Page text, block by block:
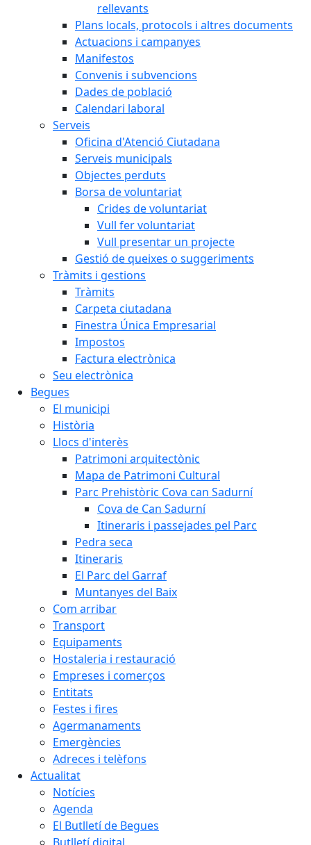
rellevants
Plans locals, protocols i altres documents
Actuacions i campanyes
Manifestos
Convenis i subvencions
Dades de població
Calendari laboral
Serveis
Oficina d'Atenció Ciutadana
Serveis municipals
Objectes perduts
Borsa de voluntariat
Crides de voluntariat
Vull fer voluntariat
Vull presentar un projecte
Gestió de queixes o suggeriments
Tràmits i gestions
Tràmits
Carpeta ciutadana
Finestra Única Empresarial
Impostos
Factura electrònica
Seu electrònica
Begues
El municipi
Història
Llocs d'interès
Patrimoni arquitectònic
Mapa de Patrimoni Cultural
Parc Prehistòric Cova can Sadurní
Cova de Can Sadurní
Itineraris i passejades pel Parc
Pedra seca
Itineraris
El Parc del Garraf
Muntanyes del Baix
Com arribar
Transport
Equipaments
Hostaleria i restauració
Empreses i comerços
Entitats
Festes i fires
Agermanaments
Emergències
Adreces i telèfons
Actualitat
Notícies
Agenda
El Butlletí de Begues